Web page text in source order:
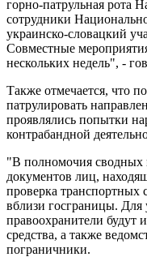
горно-патрульная рота
сотрудники
украинско-словацкий
Совместные
нескольких недель", -
Также отмечается, что
патрулировать
проявлялись попытки
контрабандной
"В полномочия сводных
документов лиц,
проверка транспортных
вблизи госграницы.
правоохранители будут
средства, а также
пограничники.